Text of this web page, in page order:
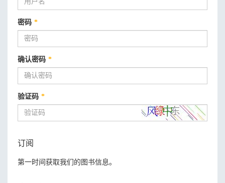
密码 *
确认密码 *
验证码 *
订阅
第一时间获取我们的图书信息。